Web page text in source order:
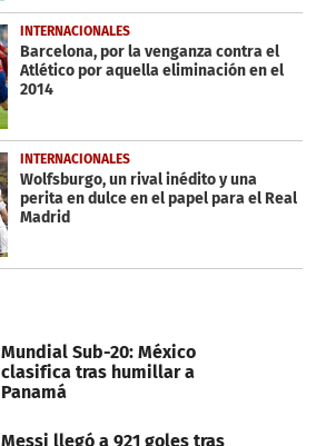
INTERNACIONALES
Barcelona, por la venganza contra el
Atlético por aquella eliminación en el
2014
INTERNACIONALES
Wolfsburgo, un rival inédito y una
perita en dulce en el papel para el Real
Madrid
Mundial Sub-20: México
clasifica tras humillar a
Panamá
Messi llegó a 921 goles tras